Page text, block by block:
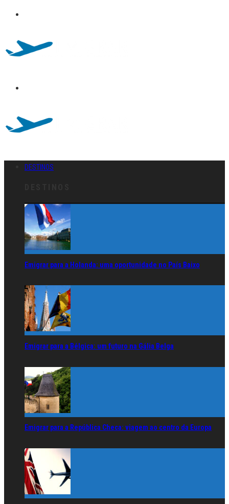
DESTINOS
Emigrar para a Holanda: uma oportunidade no País Baixo
Emigrar para a Bélgica: um futuro na Gália Belga
Emigrar para a República Checa: viagem ao centro da Europa